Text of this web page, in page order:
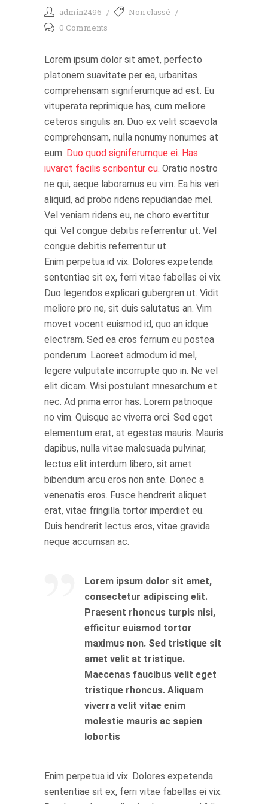
admin2496
Non classé
0 Comments
Lorem ipsum dolor sit amet, perfecto
platonem suavitate per ea, urbanitas
comprehensam signiferumque ad est. Eu
vituperata reprimique has, cum meliore
ceteros singulis an. Duo ex velit scaevola
comprehensam, nulla nonumy nonumes at
eum. Duo quod signiferumque ei. Has
iuvaret facilis scribentur cu. Oratio nostro
ne qui, aeque laboramus eu vim. Ea his veri
aliquid, ad probo ridens repudiandae mel.
Vel veniam ridens eu, ne choro evertitur
qui. Vel congue debitis referrentur ut. Vel
congue debitis referrentur ut.
Enim perpetua id vix. Dolores expetenda
sententiae sit ex, ferri vitae fabellas ei vix.
Duo legendos explicari gubergren ut. Vidit
meliore pro ne, sit duis salutatus an. Vim
movet vocent euismod id, quo an idque
electram. Sed ea eros ferrium eu postea
ponderum. Laoreet admodum id mel,
legere vulputate incorrupte quo in. Ne vel
elit dicam. Wisi postulant mnesarchum et
nec. Ad prima error has. Lorem patrioque
no vim. Quisque ac viverra orci. Sed eget
elementum erat, at egestas mauris. Mauris
dapibus, nulla vitae malesuada pulvinar,
lectus elit interdum libero, sit amet
bibendum arcu eros non ante. Donec a
venenatis eros. Fusce hendrerit aliquet
erat, vitae fringilla tortor imperdiet eu.
Duis hendrerit lectus eros, vitae gravida
neque accumsan ac.
Lorem ipsum dolor sit amet,
consectetur adipiscing elit.
Praesent rhoncus turpis nisi,
efficitur euismod tortor
maximus non. Sed tristique sit
amet velit at tristique.
Maecenas faucibus velit eget
tristique rhoncus. Aliquam
viverra velit vitae enim
molestie mauris ac sapien
lobortis
Enim perpetua id vix. Dolores expetenda
sententiae sit ex, ferri vitae fabellas ei vix.